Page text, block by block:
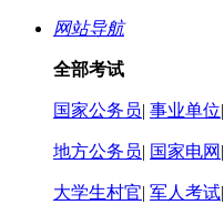
网站导航
全部考试
国家公务员| 事业单位|
地方公务员| 国家电网 |
大学生村官| 军人考试|